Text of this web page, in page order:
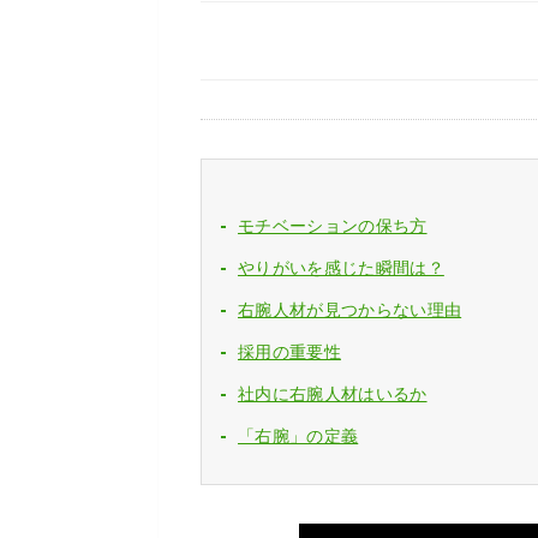
モチベーションの保ち方
やりがいを感じた瞬間は？
右腕人材が見つからない理由
採用の重要性
社内に右腕人材はいるか
「右腕」の定義